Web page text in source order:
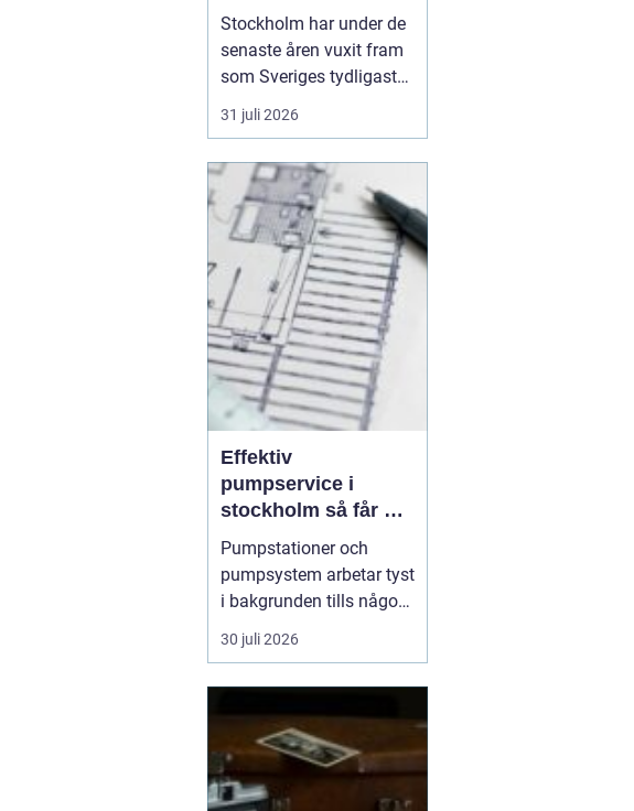
tar paus
Stockholm har under de
senaste åren vuxit fram
som Sveriges tydligaste
nav för livehumor.
Många förknippar
teater och museum, men
den som tittar närmare
upptäcker snabbt en
standup-scen som
bubbla...
31 juli 2026
Effektiv
pumpservice i
stockholm så får du
driftsäkra
anläggningar året
runt
Pumpstationer och
pumpsystem arbetar tyst
i bakgrunden tills något
går fel. När en pump
stannar handlar det ofta
eller produktionsbortfall
uppstår. I en växande
storstad ställs höga krav
30 juli 2026